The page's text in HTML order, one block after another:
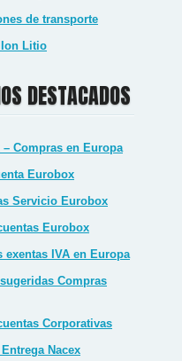
de transporte
Ion Litio
DESTACADOS
– Compras en Europa
Eurobox
Servicio Eurobox
Eurobox
exentas IVA en Europa
Compras
Corporativas
Nacex